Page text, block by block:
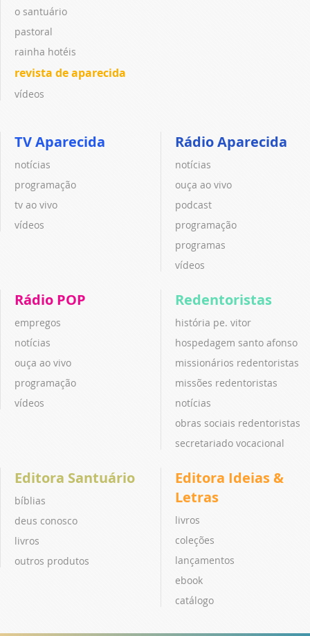
o santuário
pastoral
rainha hotéis
revista de aparecida
vídeos
TV Aparecida
notícias
programação
tv ao vivo
vídeos
Rádio Aparecida
notícias
ouça ao vivo
podcast
programação
programas
vídeos
Rádio POP
empregos
notícias
ouça ao vivo
programação
vídeos
Redentoristas
história pe. vitor
hospedagem santo afonso
missionários redentoristas
missões redentoristas
notícias
obras sociais redentoristas
secretariado vocacional
Editora Santuário
bíblias
deus conosco
livros
outros produtos
Editora Ideias &
Letras
livros
coleções
lançamentos
ebook
catálogo